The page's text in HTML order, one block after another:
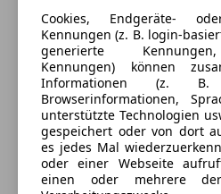
Farbe der
Innenausstattung
Innenausstattung
Fahrzeugbeschreibung
Da unsere Anfragen enorm
nicht immer jedes Gespräch
Cookies, Endgeräte-
Kennungen (z. B. login-
generierte
Kennungen) können
Informationen (z. B.
Browserinformationen,
unterstützte Technologien
gespeichert oder von dort
es jedes Mal
oder einer Webseite
einen oder mehrere